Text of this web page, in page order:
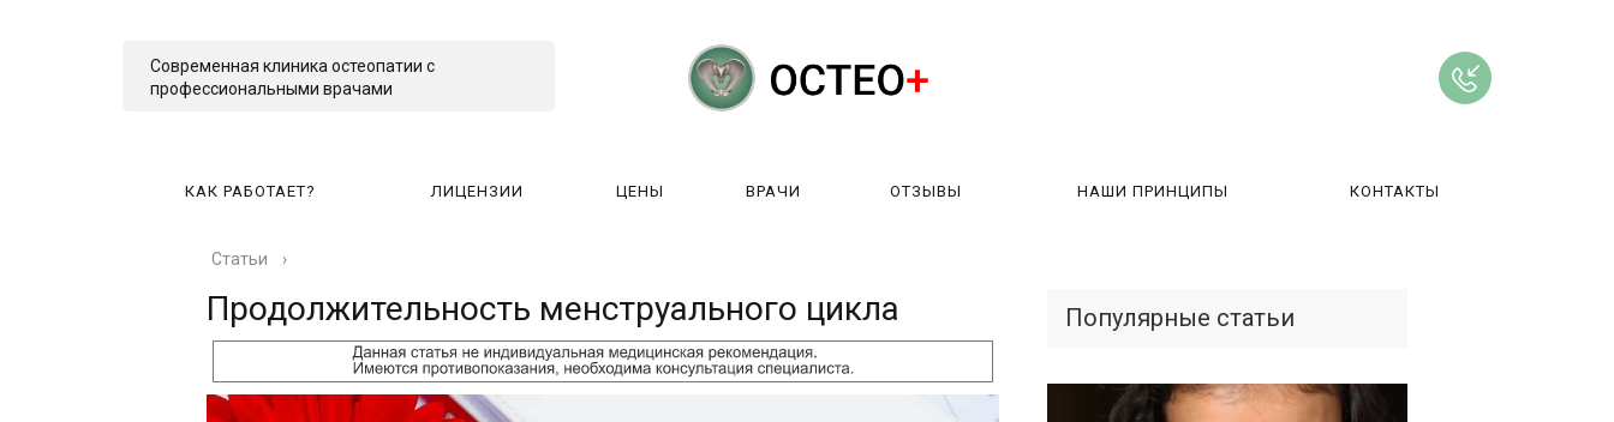
Современная клиника остеопатии с
профессиональными врачами
КАК РАБОТАЕТ? ЛИЦЕНЗИИ ЦЕНЫ ВРАЧИ ОТЗЫВЫ НАШИ ПРИНЦИПЫ КОНТАКТЫ
Статьи ›
Продолжительность менструального цикла Популярные статьи